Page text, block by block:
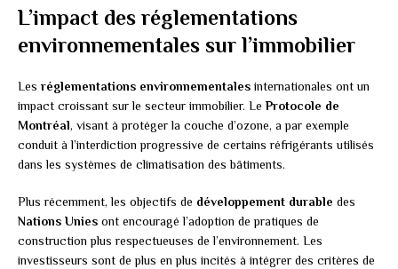
L’impact des réglementations
environnementales sur l’immobilier
Les réglementations environnementales internationales ont un
impact croissant sur le secteur immobilier. LeProtocole de
Montréal, visant à protéger la couche d’ozone, a par exemple
conduit à l’interdiction progressive de certains réfrigérants utilisés
dans les systèmes de climatisation des bâtiments.
Plus récemment, les objectifs de développement durable des
Nations Unies ont encouragé l’adoption de pratiques de
construction plus respectueuses de l’environnement. Les
investisseurs sont de plus en plus incités à intégrer des critères de